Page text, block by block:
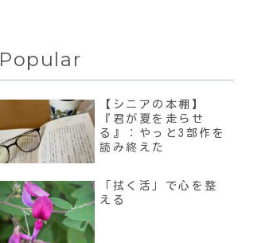
Popular
【シニアの本棚】
『君が夏を走らせ
る』：やっと3部作を
読み終えた
「拭く活」で心を整
える